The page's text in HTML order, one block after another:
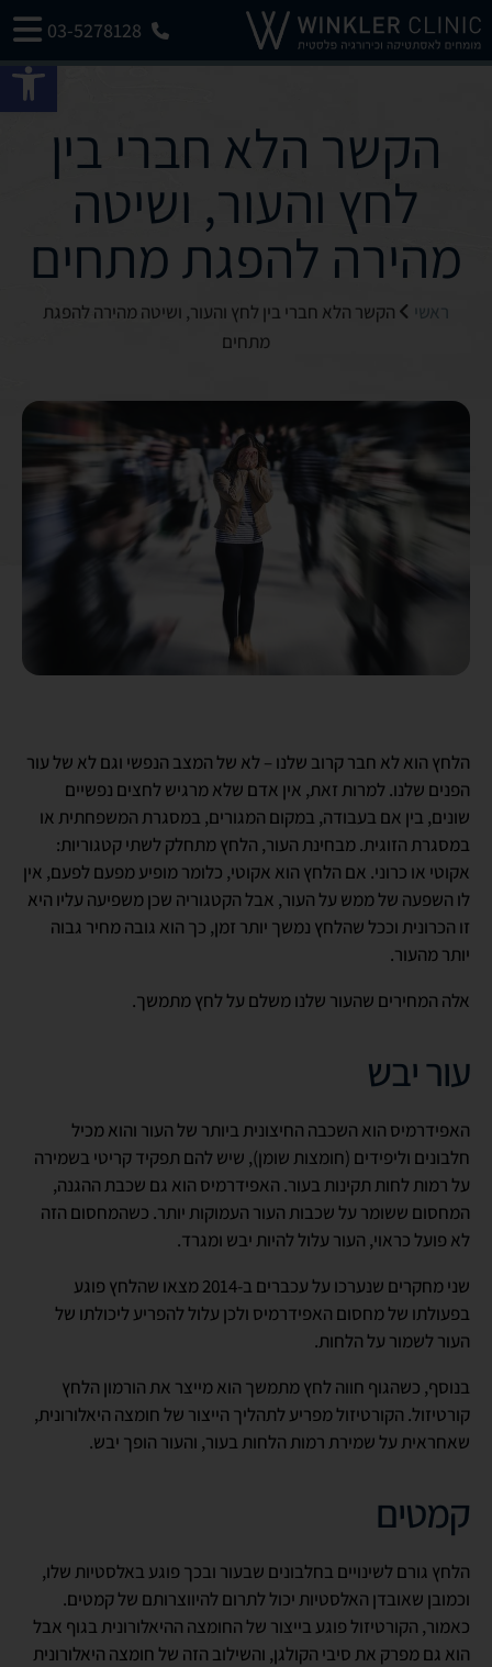
03-5278128
הקשר הלא חברי בין
לחץ והעור, ושיטה
מהירה להפגת מתחים
ראשי
הקשר הלא חברי בין לחץ והעור, ושיטה מהירה להפגת
מתחים
הלחץ הוא לא חבר קרוב שלנו – לא של המצב הנפשי וגם לא של עור
הפנים שלנו. למרות זאת, אין אדם שלא מרגיש לחצים נפשיים
שונים, בין אם בעבודה, במקום המגורים, במסגרת המשפחתית או
במסגרת הזוגית. מבחינת העור, הלחץ מתחלק לשתי קטגוריות:
אקוטי או כרוני. אם הלחץ הוא אקוטי, כלומר מופיע מפעם לפעם, אין
לו השפעה של ממש על העור, אבל הקטגוריה שכן משפיעה עליו היא
זו הכרונית וככל שהלחץ נמשך יותר זמן, כך הוא גובה מחיר גבוה
יותר מהעור.
אלה המחירים שהעור שלנו משלם על לחץ מתמשך.
עור יבש
האפידרמיס הוא השכבה החיצונית ביותר של העור והוא מכיל
חלבונים וליפידים (חומצות שומן), שיש להם תפקיד קריטי בשמירה
על רמות לחות תקינות בעור. האפידרמיס הוא גם שכבת ההגנה,
המחסום ששומר על שכבות העור העמוקות יותר. כשהמחסום הזה
לא פועל כראוי, העור עלול להיות יבש ומגרד.
שני מחקרים שנערכו על עכברים ב-2014 מצאו שהלחץ פוגע
בפעולתו של מחסום האפידרמיס ולכן עלול להפריע ליכולתו של
העור לשמור על הלחות.
בנוסף, כשהגוף חווה לחץ מתמשך הוא מייצר את הורמון הלחץ
קורטיזול. הקורטיזול מפריע לתהליך הייצור של חומצה היאלורונית,
שאחראית על שמירת רמות הלחות בעור, והעור הופך יבש.
קמטים
הלחץ גורם לשינויים בחלבונים שבעור ובכך פוגע באלסטיות שלו,
וכמובן שאובדן האלסטיות יכול לתרום להיווצרותם של קמטים.
כאמור, הקורטיזול פוגע בייצור של החומצה ההיאלורונית בגוף אבל
הוא גם מפרק את סיבי הקולגן, והשילוב הזה של חומצה היאלורונית